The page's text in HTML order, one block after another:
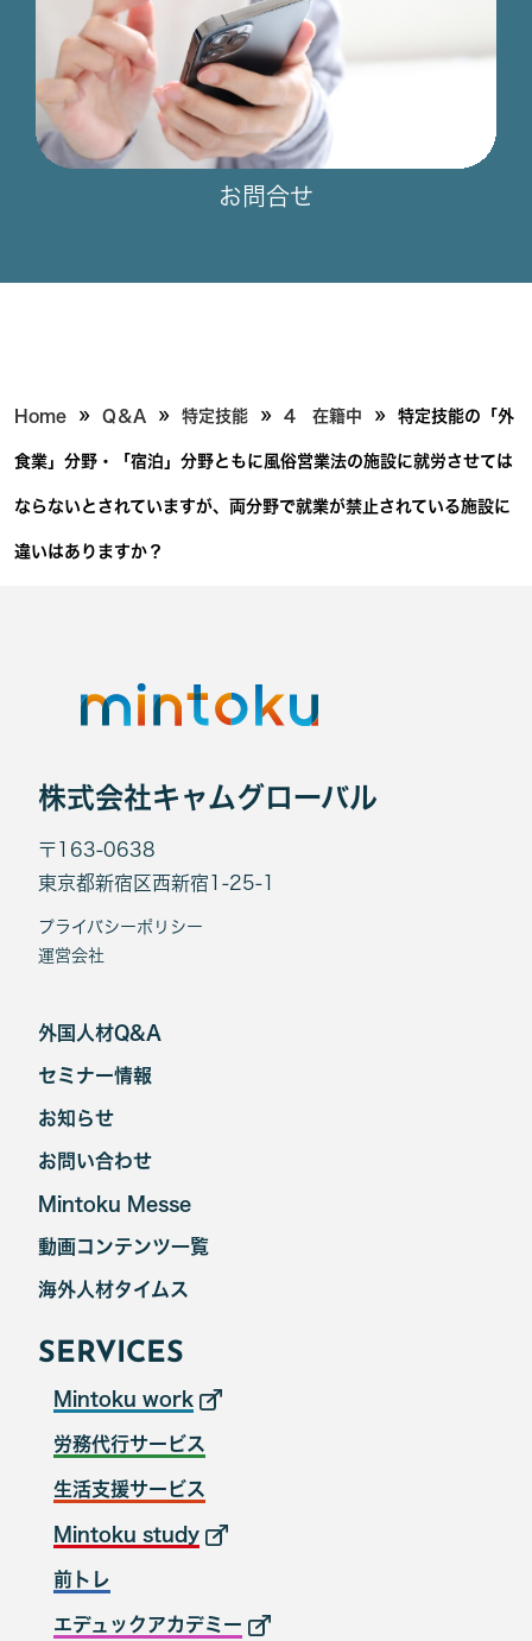
お問合せ
Home » Q＆A » 特定技能 » 4 在籍中 » 特定技能の「外
食業」分野・「宿泊」分野ともに風俗営業法の施設に就労させては
ならないとされていますが、両分野で就業が禁止されている施設に
違いはありますか？
株式会社キャムグローバル
〒163-0638
東京都新宿区西新宿1-25-1
プライバシーポリシー
運営会社
外国人材Q&A
セミナー情報
お知らせ
お問い合わせ
Mintoku Messe
海外人材タイムス
動画コンテンツ一覧
SERVICES
Mintoku work
労務代行サービス
生活支援サービス
Mintoku study
前トレ
エデュックアカデミー